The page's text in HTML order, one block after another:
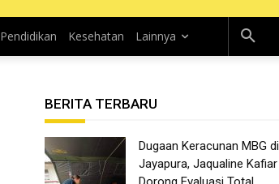
Pendidikan Kesehatan Lainnya
BERITA TERBARU
Dugaan Keracunan MBG di
Jayapura, Jaqualine Kafiar